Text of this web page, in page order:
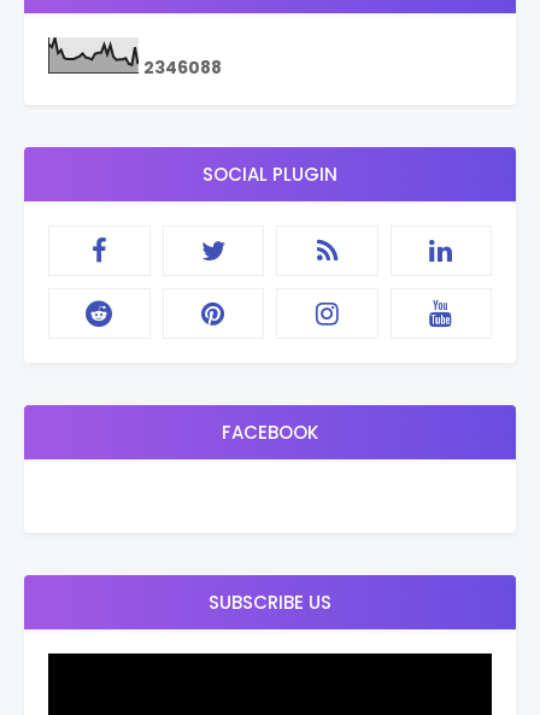
2346088
SOCIAL PLUGIN
FACEBOOK
SUBSCRIBE US